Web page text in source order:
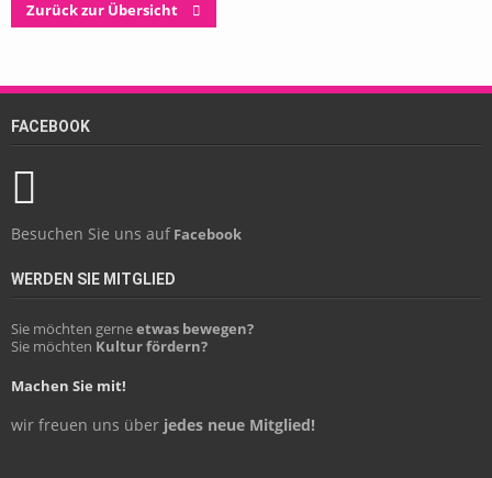
Zurück zur Übersicht
FACEBOOK
Besuchen Sie uns auf Facebook
WERDEN SIE MITGLIED
Sie möchten gerneetwas bewegen?
Sie möchten Kultur fördern?
Machen Sie mit!
wir freuen uns über jedes neue Mitglied!